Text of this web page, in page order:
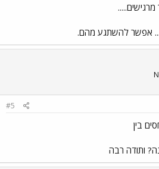
אפשר להשתגע מהם.
#5
בין
ותודה רבה